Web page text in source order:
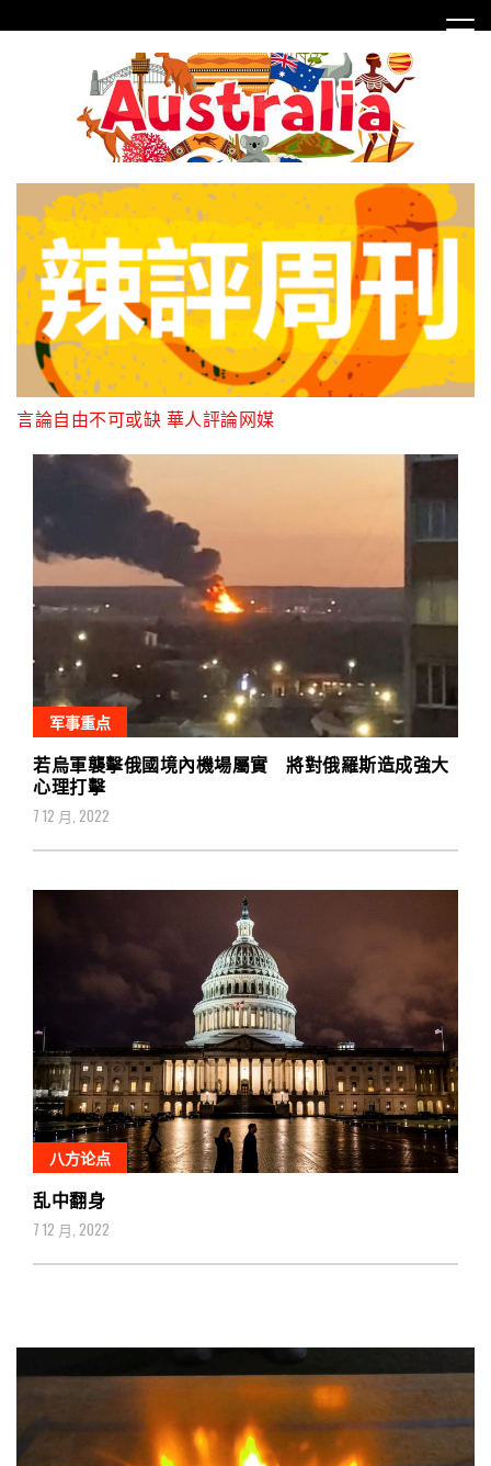
to
言論自由不可或缺 華人評論网媒
军事重点
若烏軍襲擊俄國境內機場屬實 將對俄羅斯造成強大
心理打擊
7 12 月, 2022
八方论点
乱中翻身
7 12 月, 2022